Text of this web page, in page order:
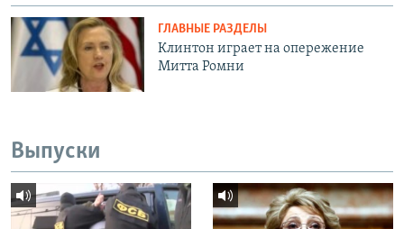
ГЛАВНЫЕ РАЗДЕЛЫ
Клинтон играет на опережение
Митта Ромни
Выпуски